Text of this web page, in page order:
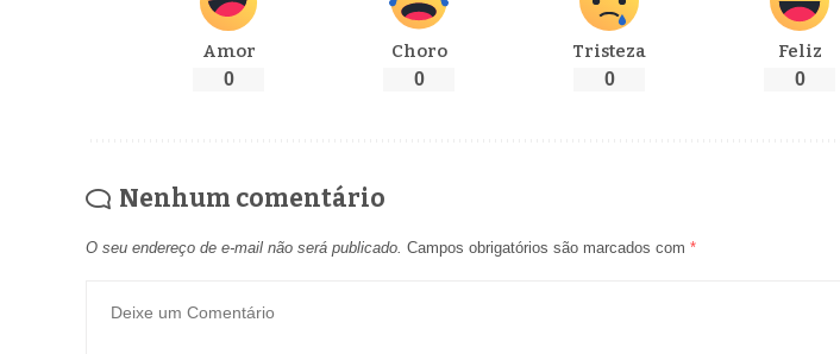
Amor
0
Choro
0
Tristeza
0
Feliz
0
Nenhum comentário
O seu endereço de e-mail não será publicado. Campos obrigatórios são marcados com *